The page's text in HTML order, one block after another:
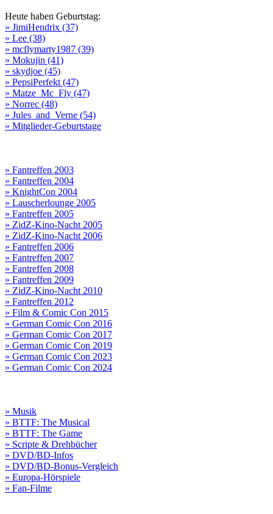
Heute haben Geburtstag:
» JimiHendrix (37)
» Lee (38)
» mcflymarty1987 (39)
» Mokujin (41)
» skydjoe (45)
» PepsiPerfekt (47)
» Matze_Mc_Fly (47)
» Norrec (48)
» Jules_and_Verne (54)
» Mitglieder-Geburtstage
» Fantreffen 2003
» Fantreffen 2004
» KnightCon 2004
» Lauscherlounge 2005
» Fantreffen 2005
» ZidZ-Kino-Nacht 2005
» ZidZ-Kino-Nacht 2006
» Fantreffen 2006
» Fantreffen 2007
» Fantreffen 2008
» Fantreffen 2009
» ZidZ-Kino-Nacht 2010
» Fantreffen 2012
» Film & Comic Con 2015
» German Comic Con 2016
» German Comic Con 2017
» German Comic Con 2019
» German Comic Con 2023
» German Comic Con 2024
» Musik
» BTTF: The Musical
» BTTF: The Game
» Scripte & Drehbücher
» DVD/BD-Infos
» DVD/BD-Bonus-Vergleich
» Europa-Hörspiele
» Fan-Filme